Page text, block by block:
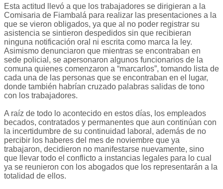
Esta actitud llevó a que los trabajadores se dirigieran a la
Comisaria de Fiambalá para realizar las presentaciones a la
que se vieron obligados, ya que al no poder registrar su
asistencia se sintieron despedidos sin que recibieran
ninguna notificación oral ni escrita como marca la ley.
Asimismo denunciaron que mientras se encontraban en
sede policial, se apersonaron algunos funcionarios de la
comuna quienes comenzaron a “marcarlos”, tomando lista de
cada una de las personas que se encontraban en el lugar,
donde también habrían cruzado palabras salidas de tono
con los trabajadores.
A raíz de todo lo acontecido en estos días, los empleados
becados, contratados y permanentes que aun continúan con
la incertidumbre de su continuidad laboral, además de no
percibir los haberes del mes de noviembre que ya
trabajaron, decidieron no manifestarse nuevamente, sino
que llevar todo el conflicto a instancias legales para lo cual
ya se reunieron con los abogados que los representarán a la
totalidad de ellos.